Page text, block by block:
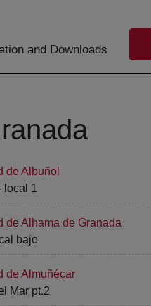
and Downloads
de Albuñol
1
de Alhama de Granada
bajo
de Almuñécar
Mar pt.2